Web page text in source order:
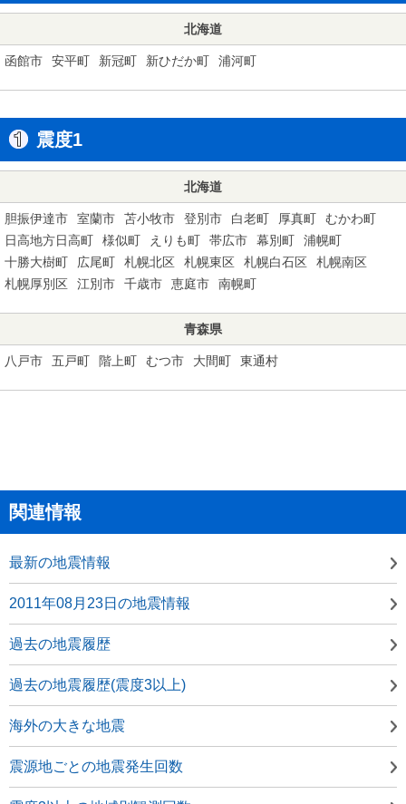
北海道
函館市 安平町 新冠町 新ひだか町 浦河町
震度1
北海道
胆振伊達市 室蘭市 苫小牧市 登別市 白老町 厚真町
むかわ町
日高地方日高町
様似町 えりも町 帯広市 幕別町
浦幌町
十勝大樹町
広尾町 札幌北区 札幌東区 札幌白石区
札幌南区
札幌厚別区
江別市 千歳市 恵庭市 南幌町
青森県
八戸市 五戸町 階上町 むつ市 大間町 東通村
関連情報
最新の地震情報
2011年08月23日の地震情報
過去の地震履歴
過去の地震履歴(震度3以上)
海外の大きな地震
震源地ごとの地震発生回数